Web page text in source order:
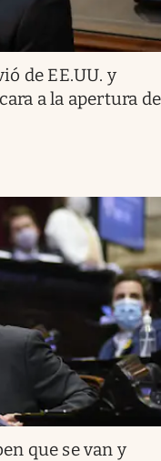
de EE.UU. y
a la apertura de
que se van y